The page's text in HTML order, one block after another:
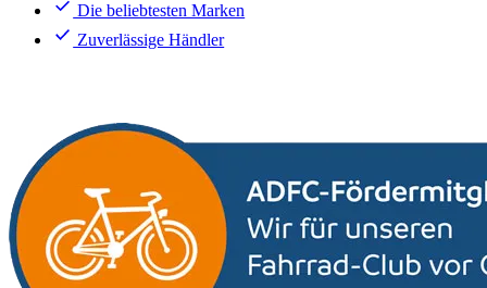
Die beliebtesten Marken
Zuverlässige Händler